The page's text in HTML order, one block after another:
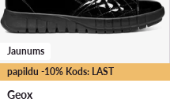
papildu -10% Kods: LAST
Jaunums
Geox